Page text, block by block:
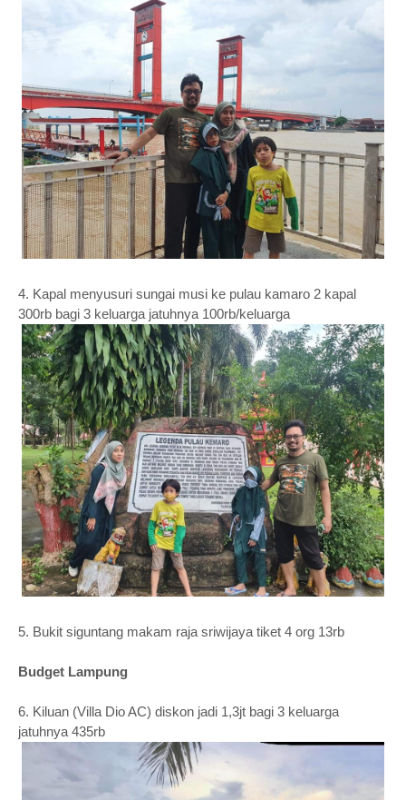
4. Kapal menyusuri sungai musi ke pulau kamaro 2 kapal
300rb bagi 3 keluarga jatuhnya 100rb/keluarga
5. Bukit siguntang makam raja sriwijaya tiket 4 org 13rb
Budget Lampung
6. Kiluan (Villa Dio AC) diskon jadi 1,3jt bagi 3 keluarga
jatuhnya 435rb